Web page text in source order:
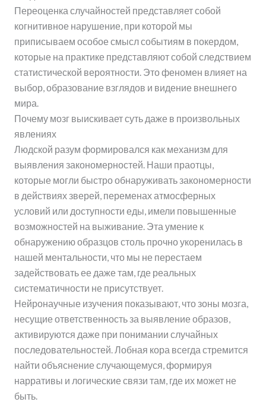
Переоценка случайностей представляет собой
когнитивное нарушение, при которой мы
приписываем особое смысл событиям в покердом,
которые на практике представляют собой следствием
статистической вероятности. Это феномен влияет на
выбор, образование взглядов и видение внешнего
мира.
Почему мозг выискивает суть даже в произвольных
явлениях
Людской разум формировался как механизм для
выявления закономерностей. Наши праотцы,
которые могли быстро обнаруживать закономерности
в действиях зверей, переменах атмосферных
условий или доступности еды, имели повышенные
возможностей на выживание. Эта умение к
обнаружению образцов столь прочно укоренилась в
нашей ментальности, что мы не перестаем
задействовать ее даже там, где реальных
систематичности не присутствует.
Нейронаучные изучения показывают, что зоны мозга,
несущие ответственность за выявление образов,
активируются даже при понимании случайных
последовательностей. Лобная кора всегда стремится
найти объяснение случающемуся, формируя
нарративы и логические связи там, где их может не
быть.